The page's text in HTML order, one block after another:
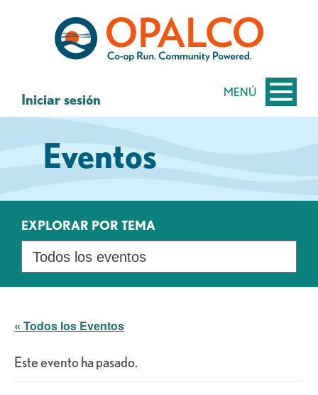
contenido
MENÚ
Iniciar sesión
Eventos
EXPLORAR POR TEMA
« Todos los Eventos
Este evento ha pasado.